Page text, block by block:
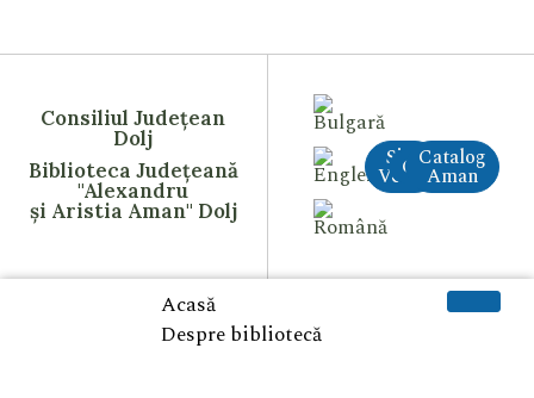
Consiliul Județean
Dolj
Biblioteca Județeană
"Alexandru
și Aristia Aman" Dolj
Site
VechiCreAI
Catalog
Aman
Acasă
Despre bibliotecă